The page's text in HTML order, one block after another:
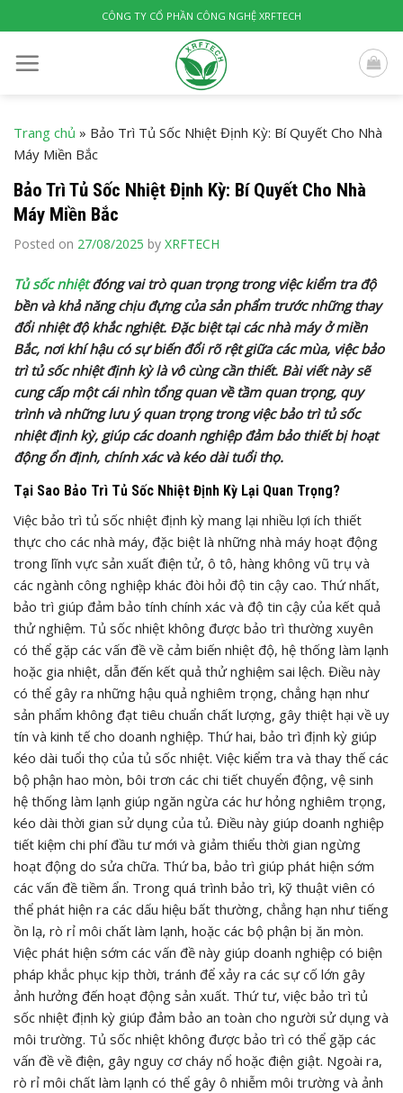
to
content
CÔNG TY CỔ PHẦN CÔNG NGHỆ XRFTECH
Trang chủ » Bảo Trì Tủ Sốc Nhiệt Định Kỳ: Bí Quyết Cho Nhà
Máy Miền Bắc
Bảo Trì Tủ Sốc Nhiệt Định Kỳ: Bí Quyết Cho Nhà
Máy Miền Bắc
Posted on 27/08/2025 by XRFTECH
Tủ sốc nhiệtđóng vai trò quan trọng trong việc kiểm tra độ
bền và khả năng chịu đựng của sản phẩm trước những thay
đổi nhiệt độ khắc nghiệt. Đặc biệt tại các nhà máy ở miền
Bắc, nơi khí hậu có sự biến đổi rõ rệt giữa các mùa, việc bảo
trì tủ sốc nhiệt định kỳ là vô cùng cần thiết. Bài viết này sẽ
cung cấp một cái nhìn tổng quan về tầm quan trọng, quy
trình và những lưu ý quan trọng trong việc bảo trì tủ sốc
nhiệt định kỳ, giúp các doanh nghiệp đảm bảo thiết bị hoạt
động ổn định, chính xác và kéo dài tuổi thọ.
Tại Sao Bảo Trì Tủ Sốc Nhiệt Định Kỳ Lại Quan Trọng?
Việc bảo trì tủ sốc nhiệt định kỳ mang lại nhiều lợi ích thiết
thực cho các nhà máy, đặc biệt là những nhà máy hoạt động
trong lĩnh vực sản xuất điện tử, ô tô, hàng không vũ trụ và
các ngành công nghiệp khác đòi hỏi độ tin cậy cao. Thứ nhất,
bảo trì giúp đảm bảo tính chính xác và độ tin cậy của kết quả
thử nghiệm. Tủ sốc nhiệt không được bảo trì thường xuyên
có thể gặp các vấn đề về cảm biến nhiệt độ, hệ thống làm lạnh
hoặc gia nhiệt, dẫn đến kết quả thử nghiệm sai lệch. Điều này
có thể gây ra những hậu quả nghiêm trọng, chẳng hạn như
sản phẩm không đạt tiêu chuẩn chất lượng, gây thiệt hại về uy
tín và kinh tế cho doanh nghiệp. Thứ hai, bảo trì định kỳ giúp
kéo dài tuổi thọ của tủ sốc nhiệt. Việc kiểm tra và thay thế các
bộ phận hao mòn, bôi trơn các chi tiết chuyển động, vệ sinh
hệ thống làm lạnh giúp ngăn ngừa các hư hỏng nghiêm trọng,
kéo dài thời gian sử dụng của tủ. Điều này giúp doanh nghiệp
tiết kiệm chi phí đầu tư mới và giảm thiểu thời gian ngừng
hoạt động do sửa chữa. Thứ ba, bảo trì giúp phát hiện sớm
các vấn đề tiềm ẩn. Trong quá trình bảo trì, kỹ thuật viên có
thể phát hiện ra các dấu hiệu bất thường, chẳng hạn như tiếng
ồn lạ, rò rỉ môi chất làm lạnh, hoặc các bộ phận bị ăn mòn.
Việc phát hiện sớm các vấn đề này giúp doanh nghiệp có biện
pháp khắc phục kịp thời, tránh để xảy ra các sự cố lớn gây
ảnh hưởng đến hoạt động sản xuất. Thứ tư, việc bảo trì tủ
sốc nhiệt định kỳ giúp đảm bảo an toàn cho người sử dụng và
môi trường. Tủ sốc nhiệt không được bảo trì có thể gặp các
vấn đề về điện, gây nguy cơ cháy nổ hoặc điện giật. Ngoài ra,
rò rỉ môi chất làm lạnh có thể gây ô nhiễm môi trường và ảnh